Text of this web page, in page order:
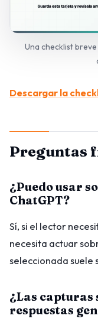
Una checklist
Descargar la
Preguntas
¿Puedo usar
ChatGPT?
Sí, si el lector
necesita actuar
seleccionada suele
¿Las capturas
respuestas